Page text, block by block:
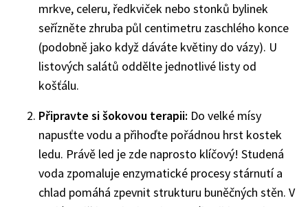
mrkve, celeru, ředkviček nebo stonků bylinek
seřízněte zhruba půl centimetru zaschlého konce
(podobně jako když dáváte květiny do vázy). U
listových salátů oddělte jednotlivé listy od
košťálu.
Připravte si šokovou terapii: Do velké mísy
napusťte vodu a přihoďte pořádnou hrst kostek
ledu. Právě led je zde naprosto klíčový! Studená
voda zpomaluje enzymatické procesy stárnutí a
chlad pomáhá zpevnit strukturu buněčných stěn. V